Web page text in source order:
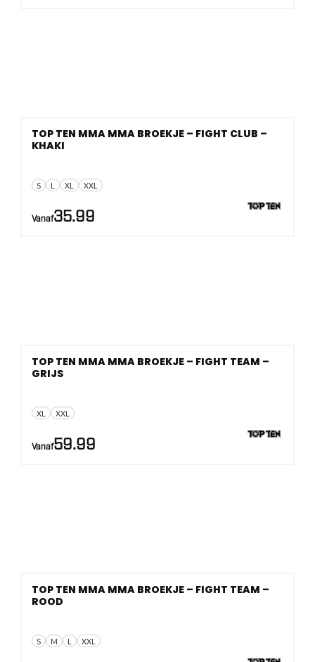
S L XL XXL
TOP TEN MMA MMA BROEKJE – FIGHT CLUB –
KHAKI
Vanaf35.99
XL XXL
TOP TEN MMA MMA BROEKJE – FIGHT TEAM –
GRIJS
Vanaf59.99
S M L XXL
TOP TEN MMA MMA BROEKJE – FIGHT TEAM –
ROOD